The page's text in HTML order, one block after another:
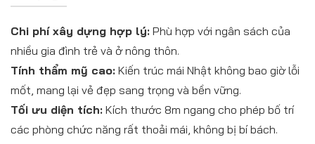
Chi phí xây dựng hợp lý: Phù hợp với ngân sách của
nhiều gia đình trẻ và ở nông thôn.
Tính thẩm mỹ cao: Kiến trúc mái Nhật không bao giờ lỗi
mốt, mang lại vẻ đẹp sang trọng và bền vững.
Tối ưu diện tích: Kích thước 8m ngang cho phép bố trí
các phòng chức năng rất thoải mái, không bị bí bách.